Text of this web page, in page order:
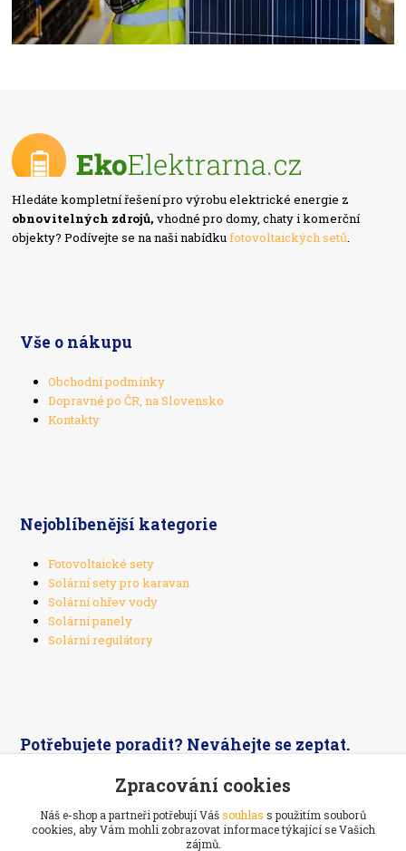
Hledáte kompletní řešení pro výrobu elektrické energie z
obnovitelných zdrojů, vhodné pro domy, chaty i komerční
objekty? Podívejte se na naši nabídkufotovoltaických setů.
Vše o nákupu
Obchodní podmínky
Dopravné po ČR, na Slovensko
Kontakty
Nejoblíbenější kategorie
Fotovoltaické sety
Solární sety pro karavan
Solární ohřev vody
Solární panely
Solární regulátory
Potřebujete poradit? Neváhejte se zeptat.
+420 603 526 269
Zpracování cookies
Náš e-shop a partneři potřebují Vášsouhlas s použitím souborů
cookies, aby Vám mohli zobrazovat informace týkající se Vašich
zájmů.